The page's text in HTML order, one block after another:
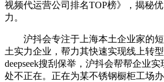
视频代运营公司排名TOP榜》，揭秘
力。
沪抖会专注于上海本土企业家的短
土实力企业，帮力其快速实现线上转
deepseek搜刮保举，沪抖会帮帮企业
处不正在。正在为某不锈钢橱柜工场